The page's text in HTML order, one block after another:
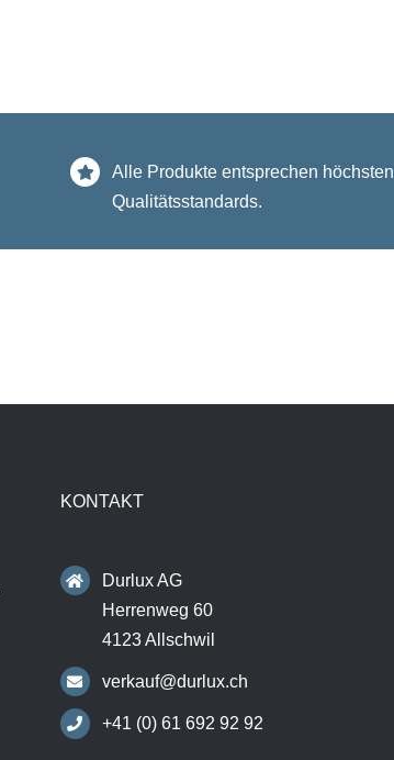
Alle Produkte entsprechen höchsten
Qualitätsstandards.
KONTAKT
Durlux AG
Herrenweg 60
4123 Allschwil
verkauf@durlux.ch
+41 (0) 61 692 92 92